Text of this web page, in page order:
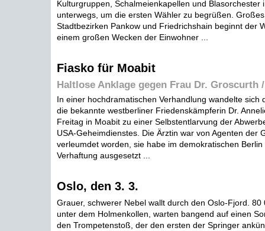
Kulturgruppen, Schalmeienkapellen und Blasorchester
unterwegs, um die ersten Wähler zu begrüßen.
Stadtbezirken Pankow und Friedrichshain beginnt der
einem großen Wecken der Einwohner ...
Fiasko für Moabit
Haltlose Anklage gegen Frau Dr. Groscurth
In einer hochdramatischen Verhandlung wandelte sich
die bekannte westberliner Friedenskämpferin Dr.
Freitag in Moabit zu einer Selbstentlarvung der
USA-Geheimdienstes. Die Ärztin war von Agenten der
verleumdet worden, sie habe im demokratischen Berlin
Verhaftung ausgesetzt ...
Oslo, den 3. 3.
Grauer, schwerer Nebel wallt durch den Oslo-Fjord. 80
unter dem Holmenkollen, warten bangend auf einen
den Trompetenstoß, der den ersten der Springer